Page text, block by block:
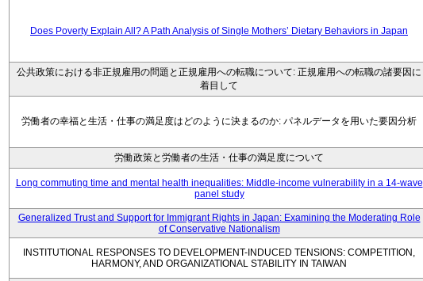
Does Poverty Explain All? A Path Analysis of Single Mothers’ Dietary Behaviors in Japan
公共政策における非正規雇用の問題と正規雇用への転職について: 正規雇用への転職の諸要因に
着目して
労働者の幸福と生活・仕事の満足度はどのように決まるのか: パネルデータを用いた要因分析
労働政策と労働者の生活・仕事の満足度について
Long commuting time and mental health inequalities: Middle-income vulnerability in a 14-wave
panel study
Generalized Trust and Support for Immigrant Rights in Japan: Examining the Moderating Role
of Conservative Nationalism
INSTITUTIONAL RESPONSES TO DEVELOPMENT-INDUCED TENSIONS: COMPETITION,
HARMONY, AND ORGANIZATIONAL STABILITY IN TAIWAN